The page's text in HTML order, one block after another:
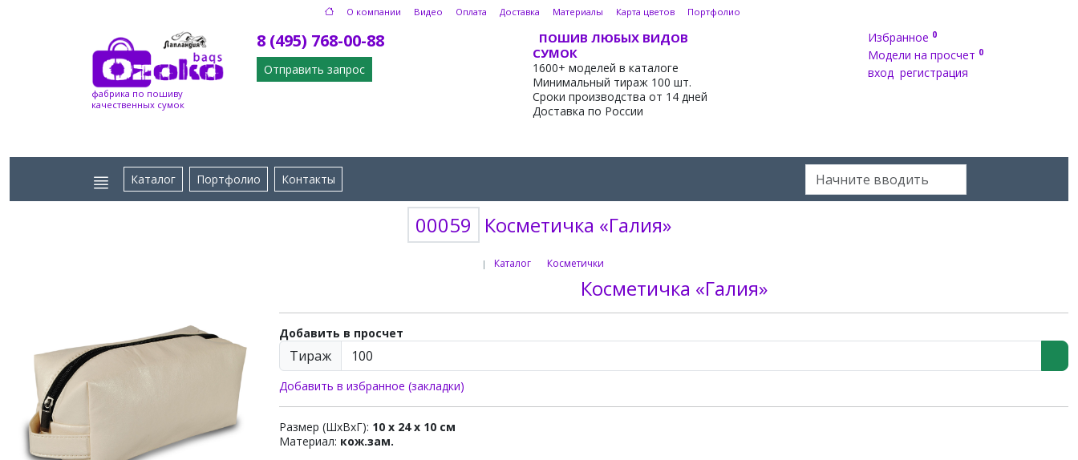
О компании Видео Оплата Доставка Материалы Карта цветов Портфолио
фабрика по пошиву
качественных сумок
8 (495) 768-00-88
Отправить запрос
ПОШИВ ЛЮБЫХ ВИДОВ
СУМОК
1600+ моделей в каталоге
Минимальный тираж 100 шт.
Сроки производства от 14 дней
Доставка по России
Избранное 0
Модели на просчет 0
вход регистрация
Каталог Портфолио Контакты
00059 Косметичка «Галия»
| Каталог Косметички
Косметичка «Галия»
Добавить в просчет
Тираж
Добавить в избранное (закладки)
Размер (ШхВхГ): 10 x 24 x 10 см
Материал: кож.зам.